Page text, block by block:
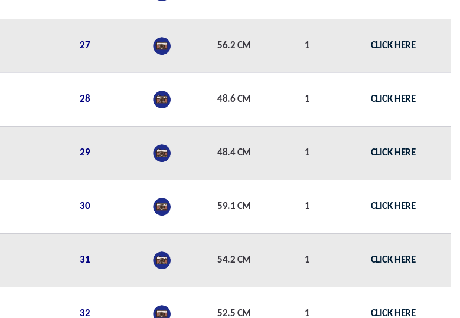
27 56.2 CM 1 CLICK HERE
28 48.6 CM 1 CLICK HERE
29 48.4 CM 1 CLICK HERE
30 59.1 CM 1 CLICK HERE
31 54.2 CM 1 CLICK HERE
32 52.5 CM 1 CLICK HERE